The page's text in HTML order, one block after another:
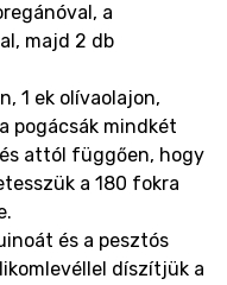
a
majd 2 db
1 ek olívaolajon,
pogácsák mindkét
attól függően, hogy
a 180 fokra
és a pesztós
díszítjük a